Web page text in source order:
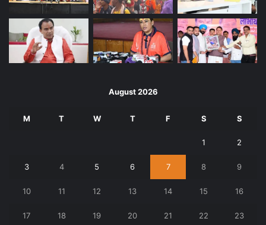
August 2026
M T W T F S S
1 2
3 4 5 6 7 8 9
10 11 12 13 14 15 16
17 18 19 20 21 22 23